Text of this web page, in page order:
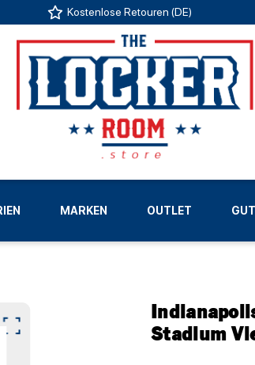
Kostenlose Retouren (DE)
MARKEN
LIGEN
OUTLET
Stadium